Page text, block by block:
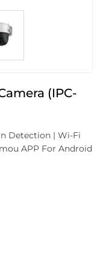
(IPC-
Detection | Wi-Fi
APP For Android